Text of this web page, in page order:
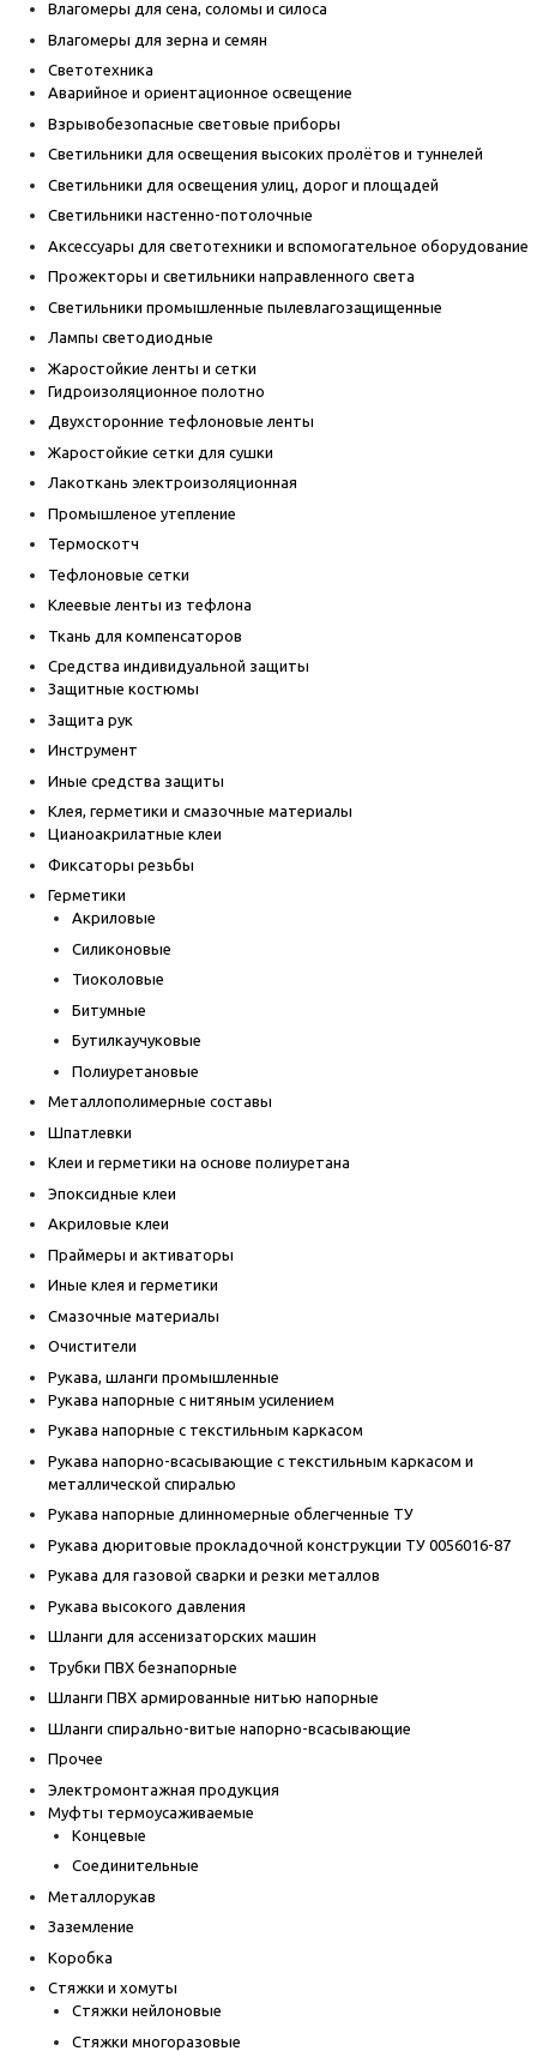
Влагомеры для сена, соломы и силоса
Влагомеры для зерна и семян
Светотехника
Аварийное и ориентационное освещение
Взрывобезопасные световые приборы
Светильники для освещения высоких пролётов и туннелей
Светильники для освещения улиц, дорог и площадей
Светильники настенно-потолочные
Аксессуары для светотехники и вспомогательное оборудование
Прожекторы и светильники направленного света
Светильники промышленные пылевлагозащищенные
Лампы светодиодные
Жаростойкие ленты и сетки
Гидроизоляционное полотно
Двухсторонние тефлоновые ленты
Жаростойкие сетки для сушки
Лакоткань электроизоляционная
Промышленое утепление
Термоскотч
Тефлоновые сетки
Клеевые ленты из тефлона
Ткань для компенсаторов
Средства индивидуальной защиты
Защитные костюмы
Защита рук
Инструмент
Иные средства защиты
Клея, герметики и смазочные материалы
Цианоакрилатные клеи
Фиксаторы резьбы
Герметики
Акриловые
Силиконовые
Тиоколовые
Битумные
Бутилкаучуковые
Полиуретановые
Металлополимерные составы
Шпатлевки
Клеи и герметики на основе полиуретана
Эпоксидные клеи
Акриловые клеи
Праймеры и активаторы
Иные клея и герметики
Смазочные материалы
Очистители
Рукава, шланги промышленные
Рукава напорные с нитяным усилением
Рукава напорные с текстильным каркасом
Рукава напорно-всасывающие с текстильным каркасом и
металлической спиралью
Рукава напорные длинномерные облегченные ТУ
Рукава дюритовые прокладочной конструкции ТУ 0056016-87
Рукава для газовой сварки и резки металлов
Рукава высокого давления
Шланги для ассенизаторских машин
Трубки ПВХ безнапорные
Шланги ПВХ армированные нитью напорные
Шланги спирально-витые напорно-всасывающие
Прочее
Электромонтажная продукция
Муфты термоусаживаемые
Концевые
Соединительные
Металлорукав
Заземление
Коробка
Стяжки и хомуты
Стяжки нейлоновые
Стяжки многоразовые